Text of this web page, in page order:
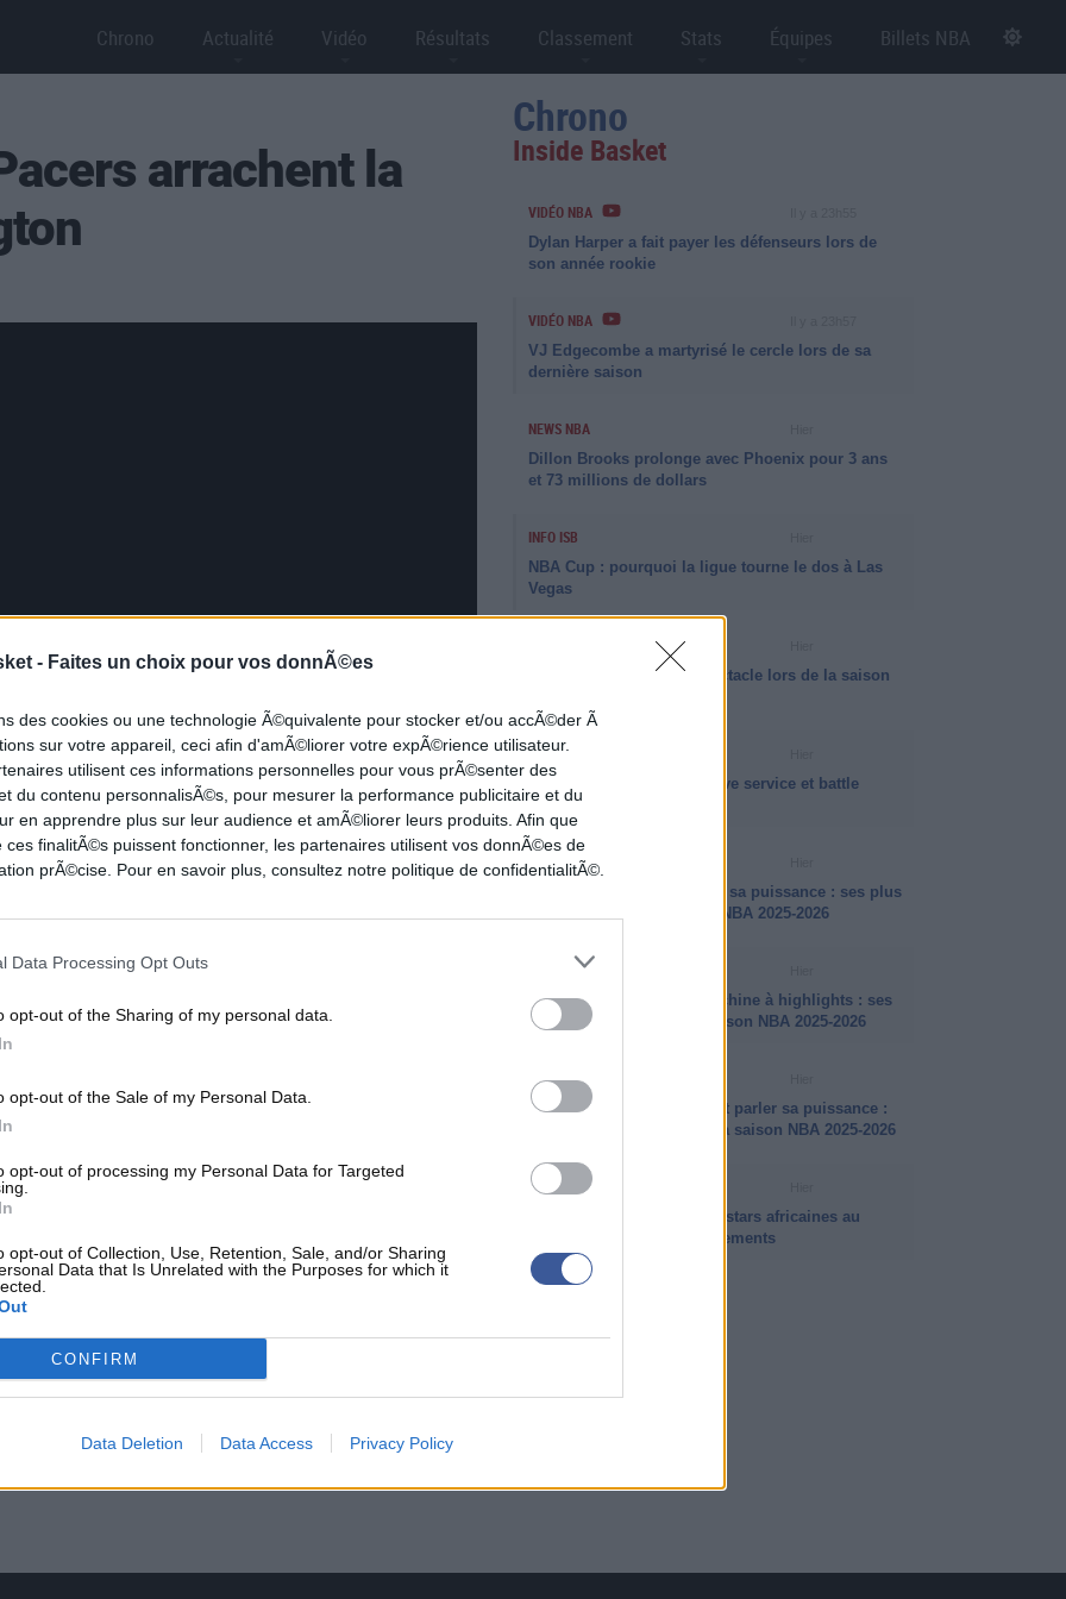
- Faites un choix pour vos donnÃ©es
des cookies ou une technologie Ã©quivalente pour stocker et/ou accÃ©der Ã
sur votre appareil, ceci afin d'amÃ©liorer votre expÃ©rience utilisateur.
utilisent ces informations personnelles pour vous prÃ©senter des
du contenu personnalisÃ©s, pour mesurer la performance publicitaire et du
en apprendre plus sur leur audience et amÃ©liorer leurs produits. Afin que
ces finalitÃ©s puissent fonctionner, les partenaires utilisent vos donnÃ©es de
prÃ©cise. Pour en savoir plus, consultez notre politique de confidentialitÃ©.
Data Processing Opt Outs
opt-out of the Sharing of my personal data.
opt-out of the Sale of my Personal Data.
opt-out of processing my Personal Data for Targeted
opt-out of Collection, Use, Retention, Sale, and/or Sharing
Data that Is Unrelated with the Purposes for which it
CONFIRM
Data Deletion Data Access Privacy Policy
Chrono Actualité Vidéo Résultats Classement Stats Équipes Billets NBA
arrachent la
sur les Wizards 134 à 130 dans la
banc pour une belle performance
la victoire face aux Wizards 134 à 130 en
33 minutes, le temps de glisser 31 points à
aux lancers francs et 10 rebonds.Bennedict
avec 28 points, 5 rebonds et 4 passes.
points, 5 rebonds et 5 passes.
Washington.
Chrono
Inside Basket
VIDÉO NBA
Dylan Harper a fait payer les défenseurs lors de
son année rookie
VIDÉO NBA
VJ Edgecombe a martyrisé le cercle lors de sa
dernière saison
NEWS NBA
Dillon Brooks prolonge avec Phoenix pour 3 ans
et 73 millions de dollars
INFO ISB
NBA Cup : pourquoi la ligue tourne le dos à Las
Vegas
Matas Buzelis a fait le spectacle lors de la saison
INFO ISB
La psychologie des jeux live service et battle
passes
VIDÉO NBA
Jalen Johnson a fait parler sa puissance : ses plus
beaux dunks de la saison NBA 2025-2026
VIDÉO NBA
Amen Thompson, une machine à highlights : ses
plus beaux dunks de la saison NBA 2025-2026
VIDÉO NBA
LeBron James a encore fait parler sa puissance :
ses plus beaux dunks de la saison NBA 2025-2026
INFO ISB
Intersaison NBA 2026 : les stars africaines au
coeur des plus gros mouvements